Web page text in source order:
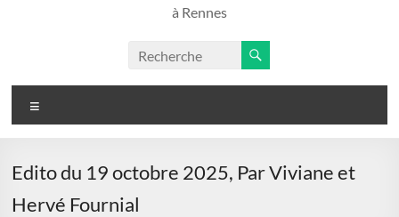
à Rennes
Edito du 19 octobre 2025, Par Viviane et
Hervé Fournial